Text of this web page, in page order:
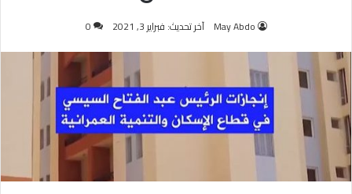
May Abdo آخر تحديث: فبراير 3, 2021 0